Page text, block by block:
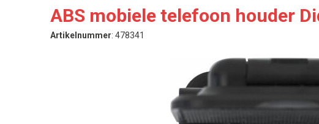
ABS mobiele telefoon houder
Artikelnummer: 478341